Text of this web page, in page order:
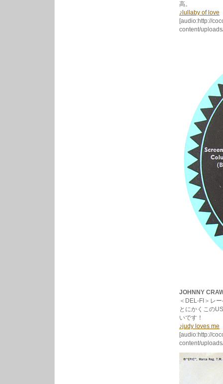
高。
♪lullaby of love
[audio:http://
content/
JOHNNY
＜DEL-FI＞レ
とにかくこの
いです！
♪judy loves me
[audio:http://
content/